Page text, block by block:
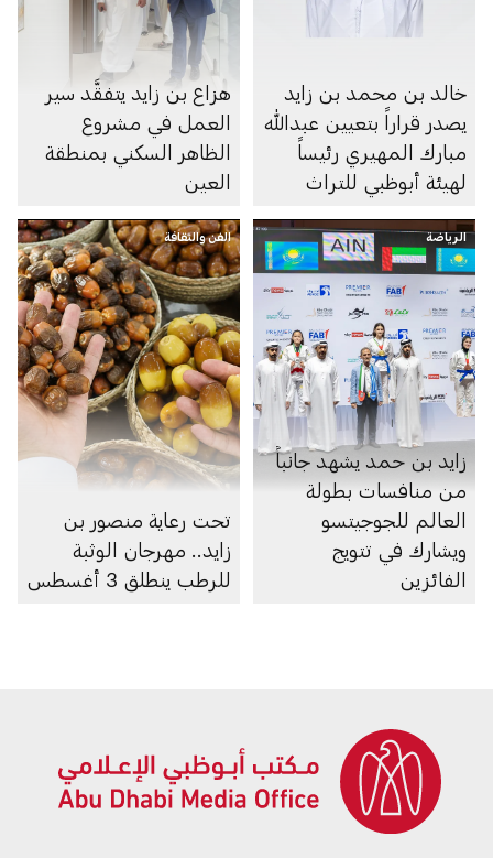
خالد بن محمد بن زايد
يصدر قراراً بتعيين عبدالله
مبارك المهيري رئيساً
لهيئة أبوظبي للتراث
هزاع بن زايد يتفقَّد سير
العمل في مشروع
الظاهر السكني بمنطقة
العين
الرياضة
زايد بن حمد يشهد جانباً
من منافسات بطولة
العالم للجوجيتسو
ويشارك في تتويج
الفائزين
الفن والثقافة
تحت رعاية منصور بن
زايد.. مهرجان الوثبة
للرطب ينطلق 3 أغسطس